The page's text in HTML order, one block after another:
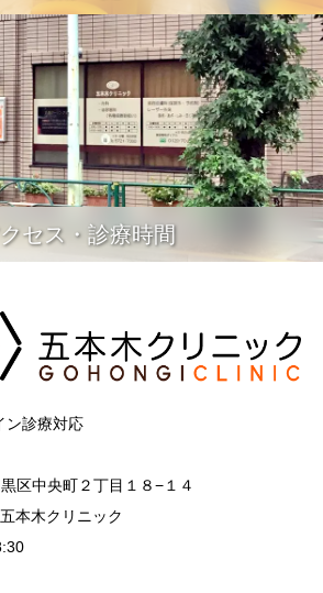
セス・診療時間
ン診療対応
区中央町２丁目１８−１４
本木クリニック